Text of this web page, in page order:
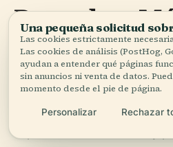
Descubre
El Museo Estatal de Cultura
es una visita obligada para
interesada en las
cultural del país. Sus
experiencias interactivas y
Una pequeña solicitud
Las cookies estrictamente
Las cookies de análisis (PostHog,
ayudan a entender qué páginas
sin anuncios ni venta de datos.
momento desde el pie de página.
Personalizar Rechazar